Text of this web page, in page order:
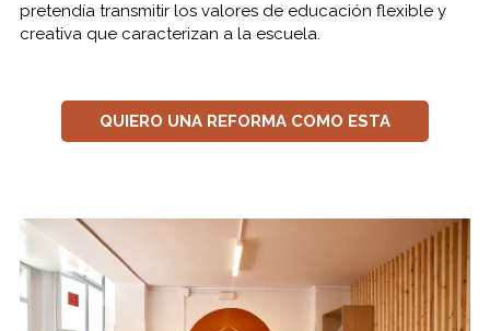
pretendía transmitir los valores de educación flexible y
creativa que caracterizan a la escuela.
QUIERO UNA REFORMA COMO ESTA